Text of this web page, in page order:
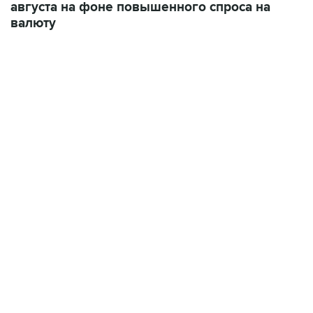
августа на фоне повышенного спроса на
валюту